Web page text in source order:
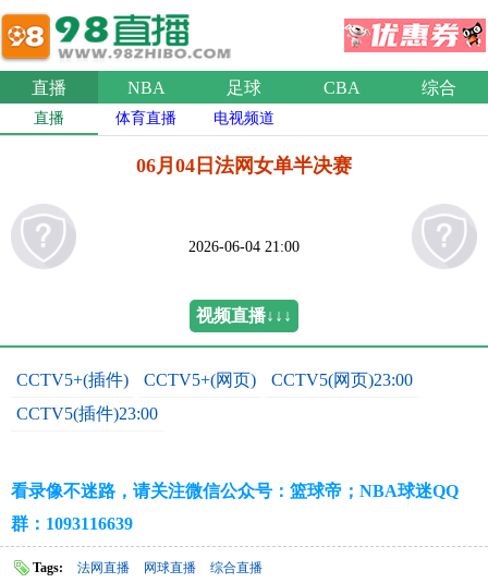
直播 NBA 足球 CBA 综合
直播 体育直播 电视频道
06月04日法网女单半决赛
2026-06-04 21:00
视频直播↓↓↓
CCTV5+(插件) CCTV5+(网页)
CCTV5(网页)23:00
CCTV5(插件)23:00
看录像不迷路，请关注微信公众号：篮球帝；NBA球迷QQ
群：1093116639
Tags: 法网直播 网球直播 综合直播